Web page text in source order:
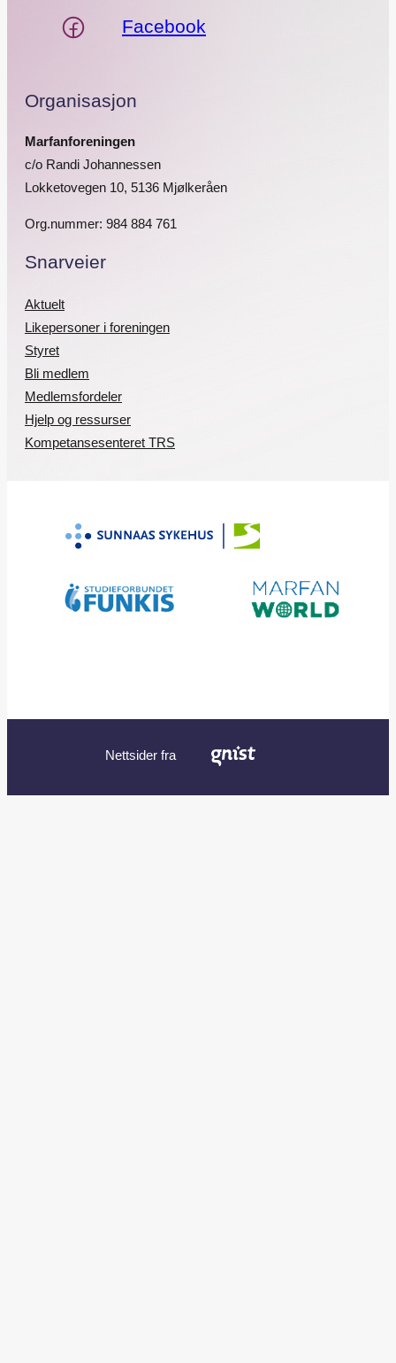
Facebook
Organisasjon
Marfanforeningen
c/o Randi Johannessen
Lokketovegen 10, 5136 Mjølkeråen
Org.nummer: 984 884 761
Snarveier
Aktuelt
Likepersoner i foreningen
Styret
Bli medlem
Medlemsfordeler
Hjelp og ressurser
Kompetansesenteret TRS
Nettsider fra